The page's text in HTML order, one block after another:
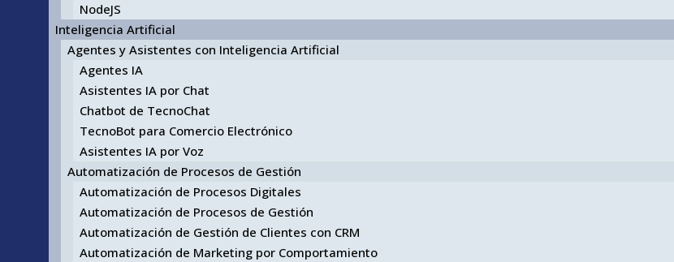
NodeJS
Inteligencia Artificial
Agentes y Asistentes con Inteligencia Artificial
Agentes IA
Asistentes IA por Chat
Chatbot de TecnoChat
TecnoBot para Comercio Electrónico
Asistentes IA por Voz
Automatización de Procesos de Gestión
Automatización de Procesos Digitales
Automatización de Procesos de Gestión
Automatización de Gestión de Clientes con CRM
Automatización de Marketing por Comportamiento